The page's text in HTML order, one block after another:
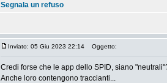
Segnala un refuso
Inviato: 05 Giu 2023 22:14 Oggetto:
Credi forse che le app dello SPID, siano
Anche loro contengono traccianti...